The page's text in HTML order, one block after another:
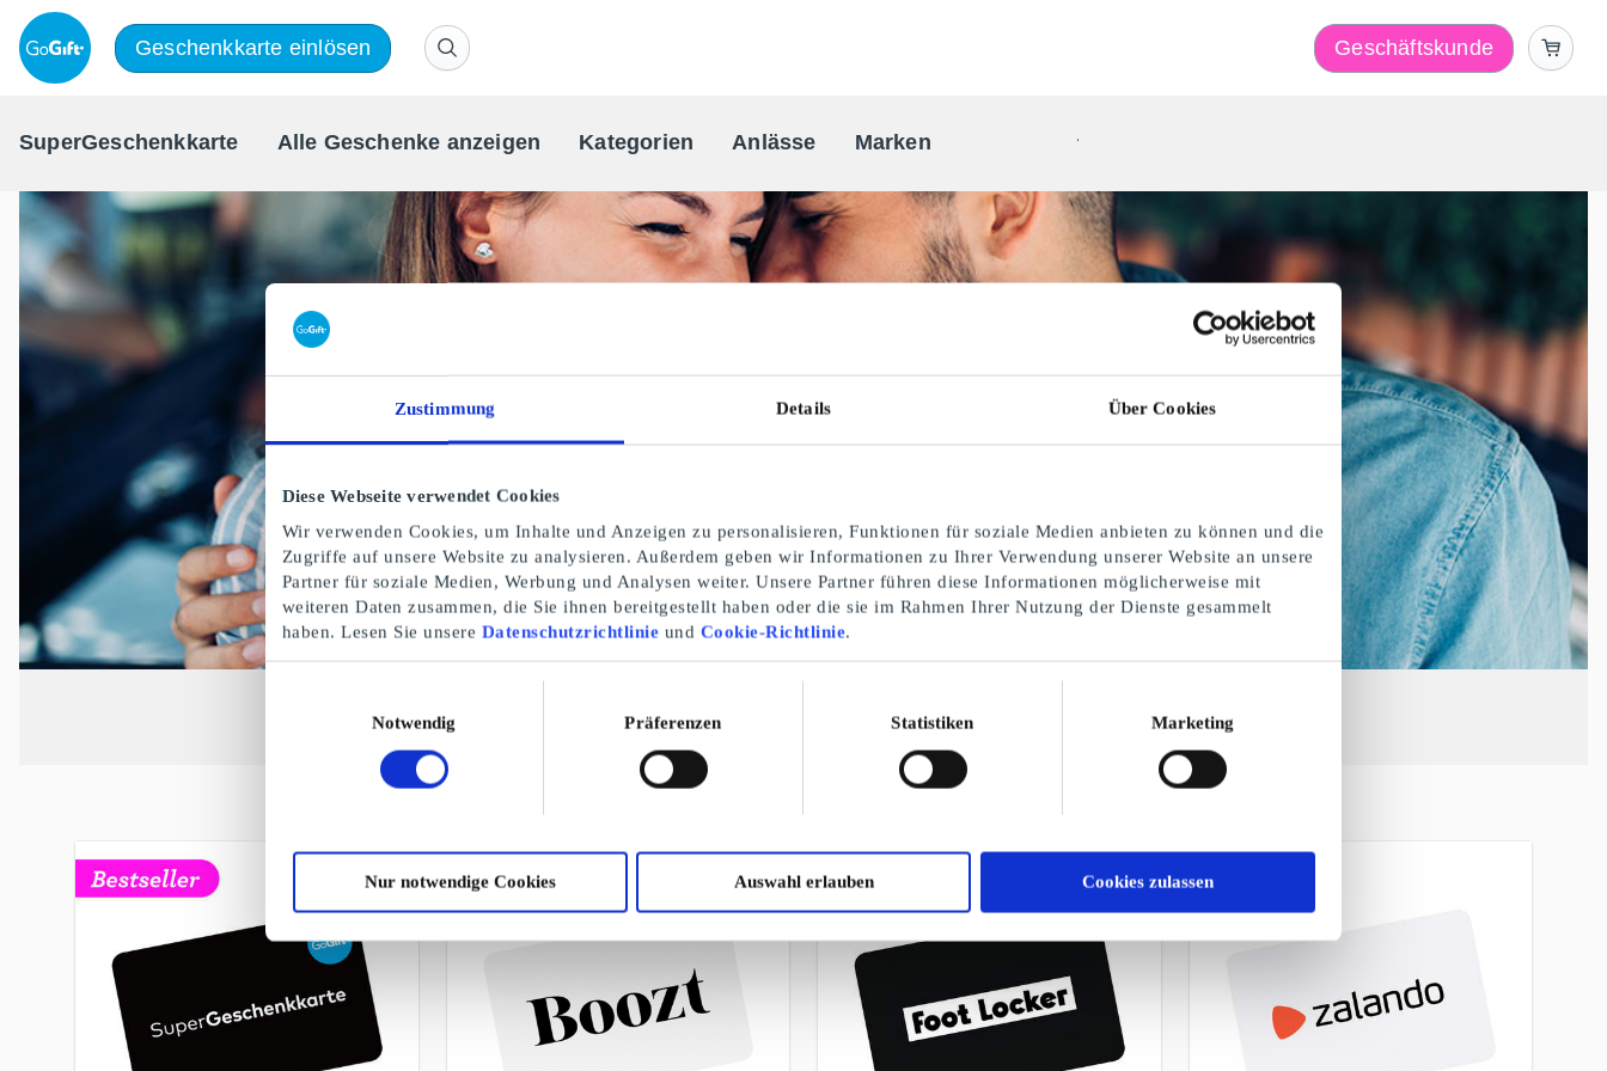
Zustimmung Details Über Cookies
Diese Webseite verwendet Cookies
Wir verwenden Cookies, um Inhalte und Anzeigen zu personalisieren, Funktionen für soziale Medien anbieten zu können und die
Zugriffe auf unsere Website zu analysieren. Außerdem geben wir Informationen zu Ihrer Verwendung unserer Website an unsere
Partner für soziale Medien, Werbung und Analysen weiter. Unsere Partner führen diese Informationen möglicherweise mit
weiteren Daten zusammen, die Sie ihnen bereitgestellt haben oder die sie im Rahmen Ihrer Nutzung der Dienste gesammelt
haben. Lesen Sie unsere Datenschutzrichtlinie und Cookie-Richtlinie.
Notwendig
Präferenzen Statistiken Marketing
Nur notwendige Cookies Auswahl erlauben Cookies zulassen
Geschenkkarte einlösen Geschäftskunde
SuperGeschenkkarte Alle Geschenke anzeigen Kategorien Anlässe Marken
One-stop Geschenkkarten Anbieter
EINE AUSWAHL UNSERER GESCHENKE